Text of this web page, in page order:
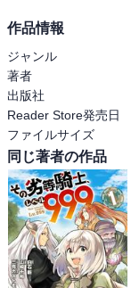
作品情報
ジャンル
著者
出版社
Reader Store発売日
ファイルサイズ
同じ著者の作品